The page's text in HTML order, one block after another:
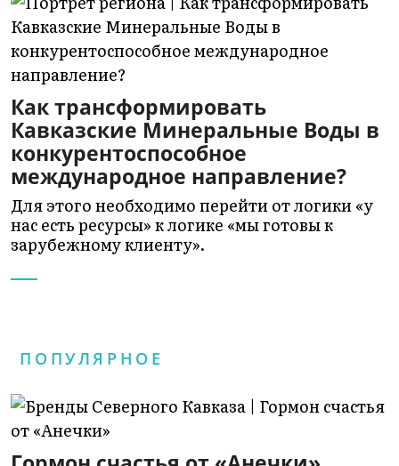
Как трансформировать
Кавказские Минеральные Воды в
конкурентоспособное
международное направление?
Для этого необходимо перейти от логики «у
нас есть ресурсы» к логике «мы готовы к
зарубежному клиенту».
ПОПУЛЯРНОЕ